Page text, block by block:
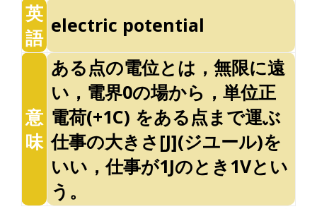
英
語
electric potential
意
味
ある点の電位とは，無限に遠
い，電界0の場から，単位正
電荷(+1C) をある点まで運ぶ
仕事の大きさ[J](ジユール)を
いい，仕事が1Jのとき1Vとい
う。